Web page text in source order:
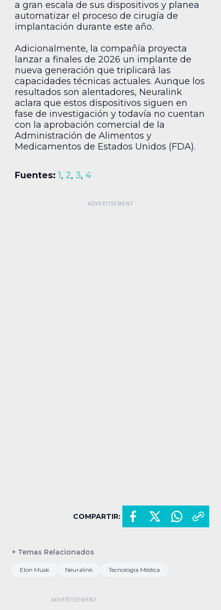
a gran escala de sus dispositivos y planea
automatizar el proceso de cirugía de
implantación durante este año.
Adicionalmente, la compañía proyecta
lanzar a finales de 2026 un implante de
nueva generación que triplicará las
capacidades técnicas actuales. Aunque los
resultados son alentadores, Neuralink
aclara que estos dispositivos siguen en
fase de investigación y todavía no cuentan
con la aprobación comercial de la
Administración de Alimentos y
Medicamentos de Estados Unidos (FDA).
Fuentes: 1, 2, 3, 4
COMPARTIR:
+ Temas Relacionados
Elon Musk Neuralink Tecnología Médica